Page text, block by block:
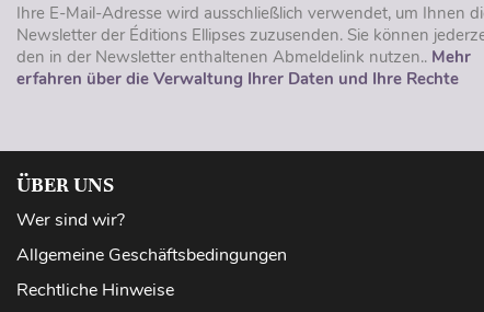
Ihre E-Mail-Adresse wird ausschließlich verwendet, um Ihnen
Newsletter der Éditions Ellipses zuzusenden. Sie können
den in der Newsletter enthaltenen Abmeldelink nutzen.. Mehr
erfahren über die Verwaltung Ihrer Daten und Ihre Rechte
ÜBER UNS
Wer sind wir?
Allgemeine Geschäftsbedingungen
Rechtliche Hinweise